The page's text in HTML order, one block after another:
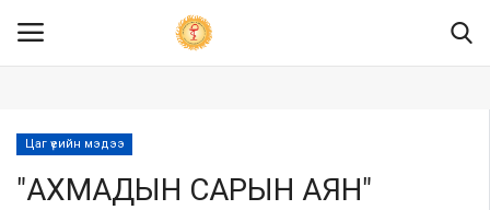
.col-sm-4 {width: 25.333333%;} .col-sm-8 {width: 74.666667%;} .logo-
banner .pull-right a img {width: 100%; height: 130px; vertical-align: top}
Нүүр
Бидний тухай
Цаг үеийн мэдээ
"АХМАДЫН САРЫН АЯН"